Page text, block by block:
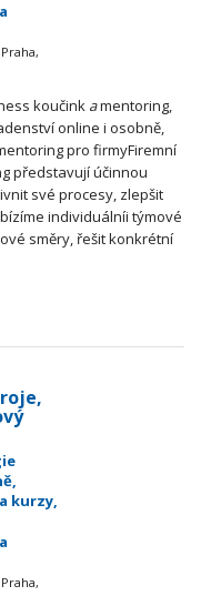
koučink amentoring,
online i osobně,
pro firmyFiremní
představují účinnou
své procesy, zlepšit
individuálníi týmové
směry, řešit konkrétní
kurzy,